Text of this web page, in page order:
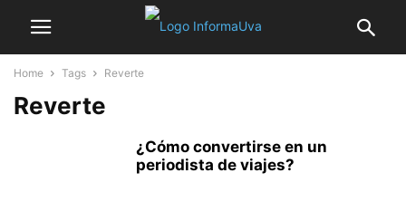
Home Tags Reverte
Reverte
¿Cómo convertirse en un
periodista de viajes?